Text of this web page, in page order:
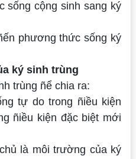
sống cộng sinh sang ký
phương thức sống ký
ký sinh trùng
trùng ñể chia ra:
tự do trong ñiều kiện
ñiều kiện đặc biệt mới
là môi trường của ký